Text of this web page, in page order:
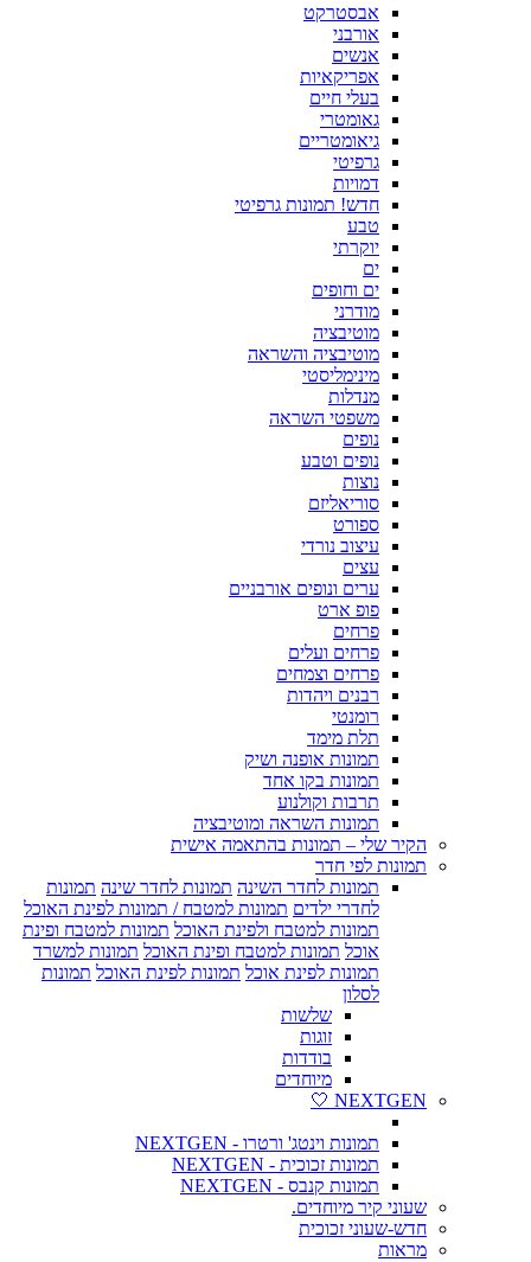
אבסטרקט
אורבני
אנשים
אפריקאיות
בעלי חיים
גאומטרי
גיאומטריים
גרפיטי
דמויות
חדש! תמונות גרפיטי
טבע
יוקרתי
ים
ים וחופים
מודרני
מוטיבציה
מוטיבציה והשראה
מינימליסטי
מנדלות
משפטי השראה
נופים
נופים וטבע
נוצות
סוריאליזם
ספורט
עיצוב נורדי
עצים
ערים ונופים אורבניים
פופ ארט
פרחים
פרחים ועלים
פרחים וצמחים
רבנים ויהדות
רומנטי
תלת מימד
תמונות אופנה ושיק
תמונות בקו אחד
תרבות וקולנוע
תמונות השראה ומוטיבציה
הקיר שלי – תמונות בהתאמה אישית
תמונות לפי חדר
תמונות לחדר השינה תמונות לחדר שינה תמונות
לחדרי ילדים תמונות למטבח / תמונות לפינת האוכל
תמונות למטבח ולפינת האוכל תמונות למטבח ופינת
אוכל תמונות למטבח ופינת האוכל תמונות למשרד
תמונות לפינת אוכל תמונות לפינת האוכל תמונות
לסלון
שלשות
זוגות
בודדות
מיוחדים
NEXTGEN 🤍
תמונות וינטג' ורטרו - NEXTGEN
תמונות זכוכית - NEXTGEN
תמונות קנבס - NEXTGEN
שעוני קיר מיוחדים.
חדש-שעוני זכוכית
מראות